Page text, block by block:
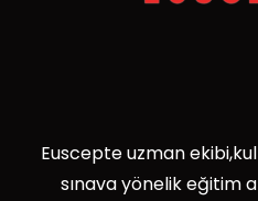
Euscepte uzman
sınava yönelik eğitim